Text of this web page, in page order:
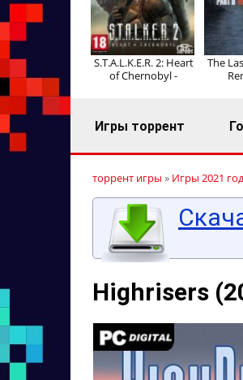
S.T.A.L.K.E.R. 2: Heart
of Chernobyl -
The
Игры торрент
торрент игры » Игры 2021
Highrisers